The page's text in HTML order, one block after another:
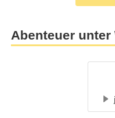
Abenteuer unter